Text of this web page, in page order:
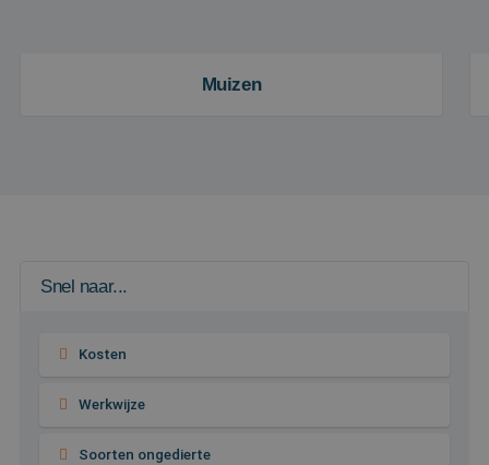
Muizen
Snel naar...
Kosten
Werkwijze
Soorten ongedierte